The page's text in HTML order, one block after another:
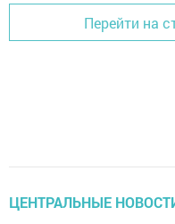
Перейти на
ЦЕНТРАЛЬНЫЕ